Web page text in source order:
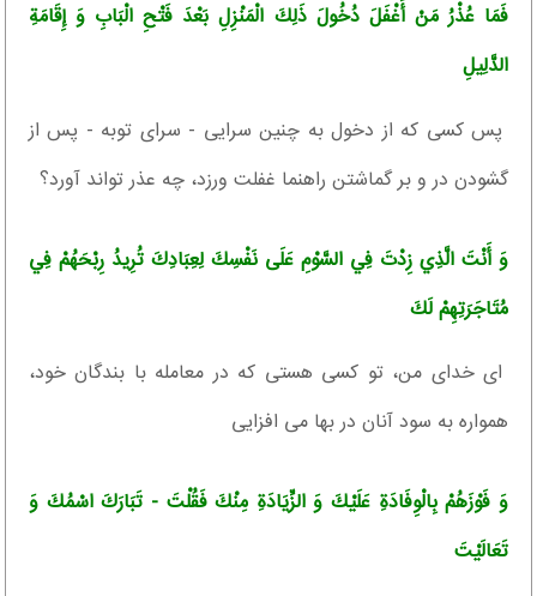
فَمَا عُذْرُ مَنْ أَغْفَلَ دُخُولَ ذَلِكَ الْمَنْزِلِ بَعْدَ فَتْحِ الْبَابِ وَ إِقَامَةِ
الدَّلِيلِ‏
پس كسى كه از دخول به چنين سرايى - سراى توبه - پس از
گشودن در و بر گماشتن راهنما غفلت ورزد، چه عذر تواند آورد؟
وَ أَنْتَ الَّذِي زِدْتَ فِي السَّوْمِ عَلَى نَفْسِكَ لِعِبَادِكَ تُرِيدُ رِبْحَهُمْ فِي
مُتَاجَرَتِهِمْ لَكَ‏
اى خداى من، تو كسى هستى كه در معامله با بندگان خود،
همواره به سود آنان در بها مى ‏افزايى‏
وَ فَوْزَهُمْ بِالْوِفَادَةِ عَلَيْكَ وَ الزِّيَادَةِ مِنْكَ فَقُلْتَ - تَبَارَكَ اسْمُكَ وَ
تَعَالَيْتَ